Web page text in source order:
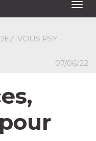
VOUS PSY -
07/06/22